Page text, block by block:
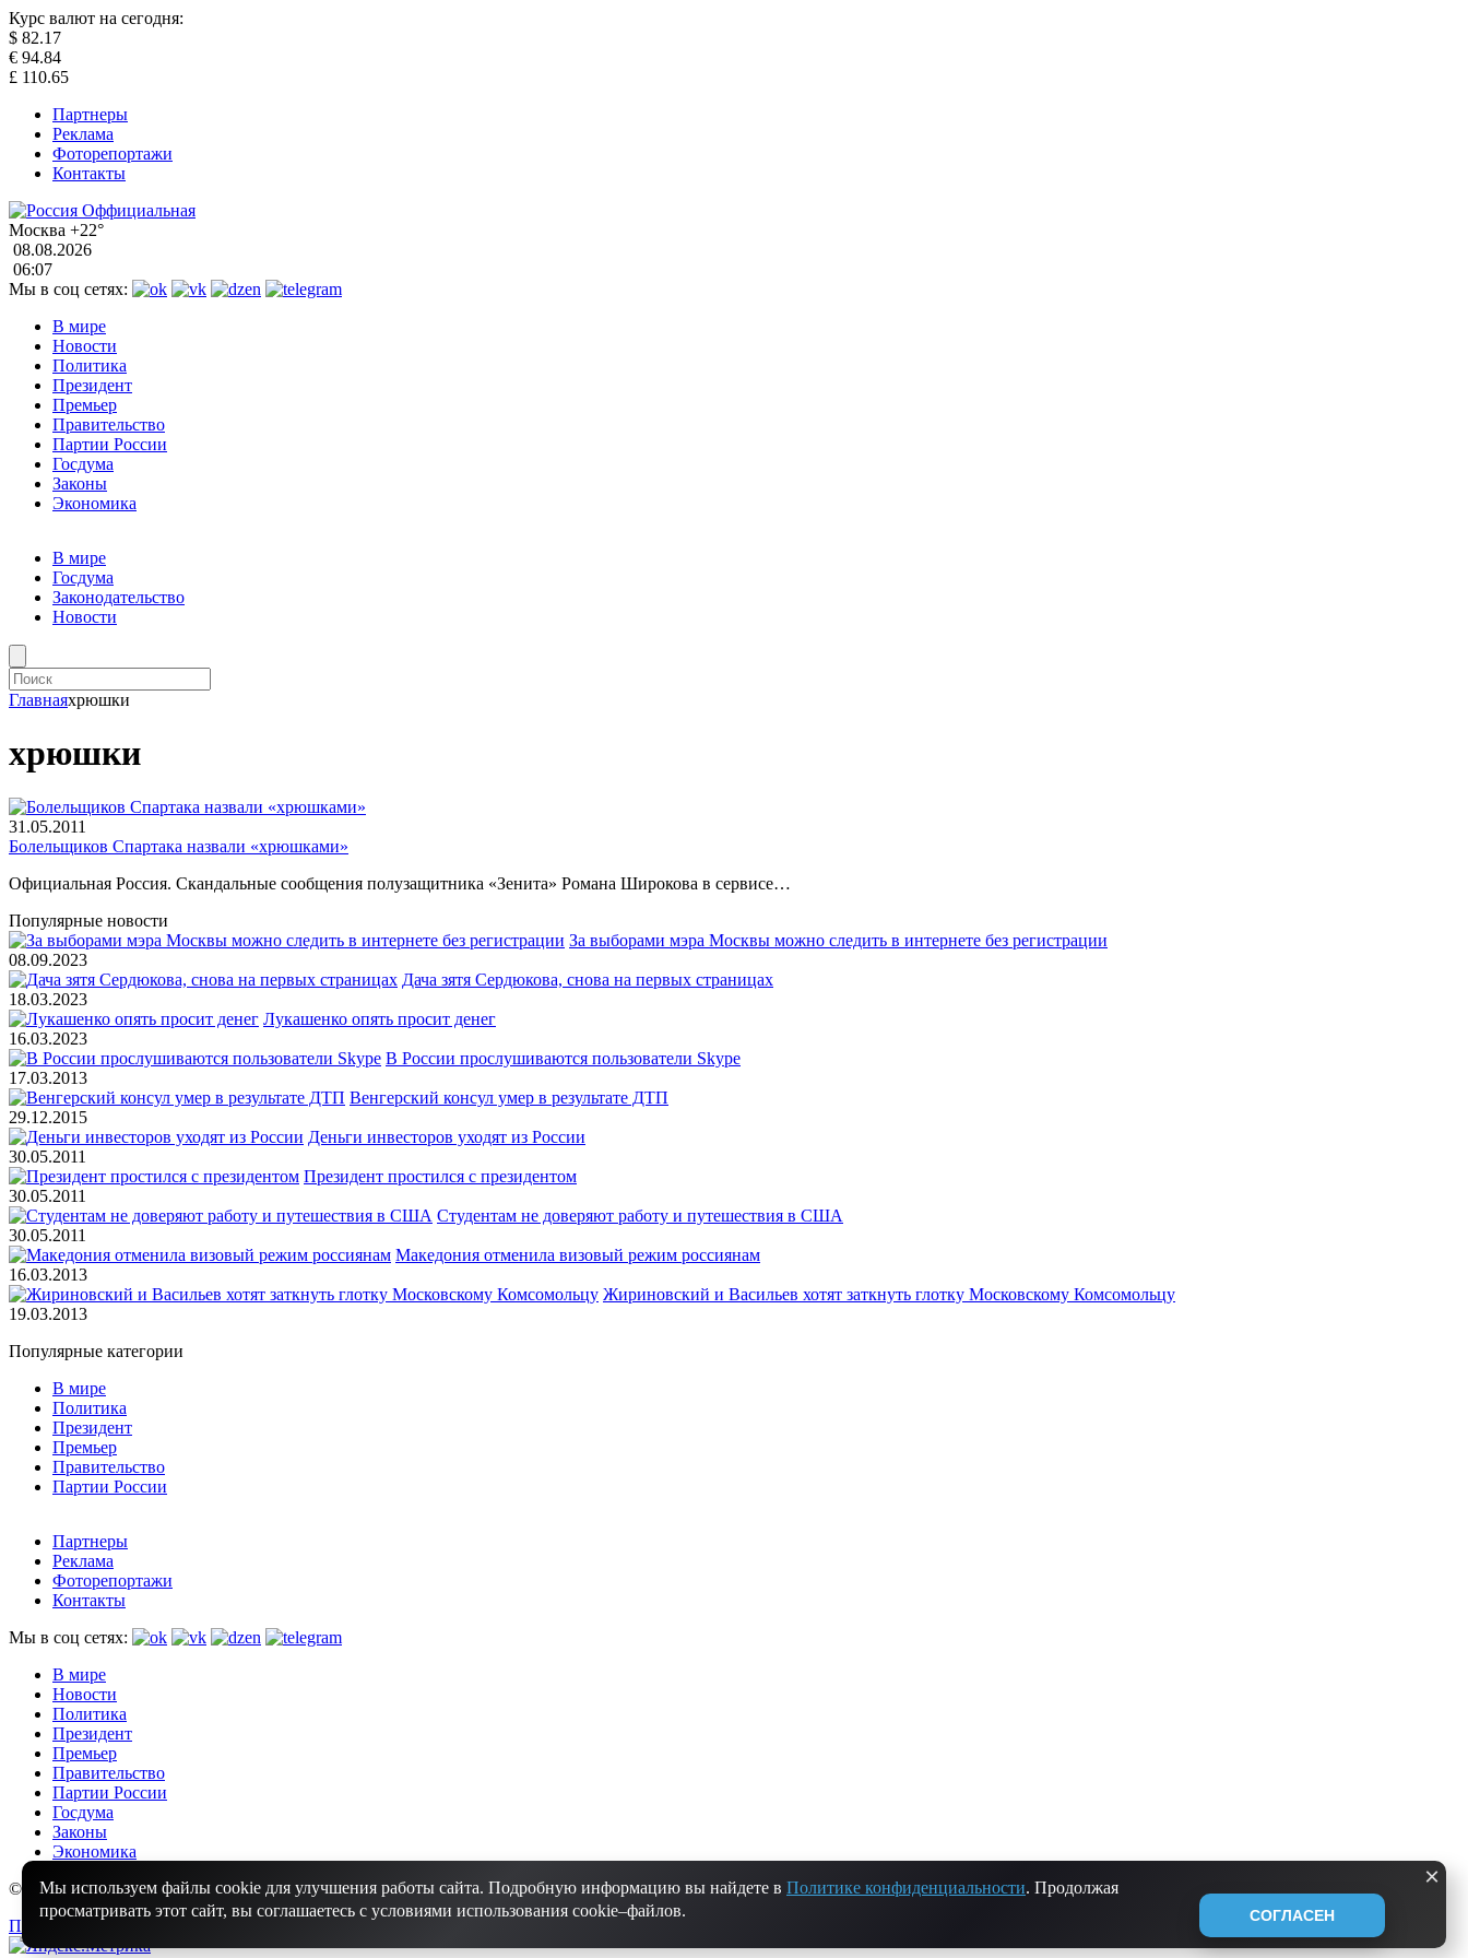
Курс валют на сегодня:
$ 82.17
€ 94.84
£ 110.65
Партнеры
Реклама
Фоторепортажи
Контакты
Москва +22°
08.08.2026
06:07
Мы в соц сетях:
В мире
Новости
Политика
Президент
Премьер
Правительство
Партии России
Госдума
Законы
Экономика
В мире
Госдума
Законодательство
Новости
Главнаяхрюшки
хрюшки
31.05.2011
Болельщиков Спартака назвали «хрюшками»
Официальная Россия. Скандальные сообщения полузащитника «Зенита» Романа Широкова в сервисе…
Популярные новости
За выборами мэра Москвы можно следить в интернете без регистрации
08.09.2023
Дача зятя Сердюкова, снова на первых страницах
18.03.2023
Лукашенко опять просит денег
16.03.2023
В России прослушиваются пользователи Skype
17.03.2013
Венгерский консул умер в результате ДТП
29.12.2015
Деньги инвесторов уходят из России
30.05.2011
Президент простился с президентом
30.05.2011
Студентам не доверяют работу и путешествия в США
30.05.2011
Македония отменила визовый режим россиянам
16.03.2013
Жириновский и Васильев хотят заткнуть глотку Московскому Комсомольцу
19.03.2013
Популярные категории
В мире
Политика
Президент
Премьер
Правительство
Партии России
Партнеры
Реклама
Фоторепортажи
Контакты
Мы в соц сетях:
В мире
Новости
Политика
Президент
Премьер
Правительство
Партии России
Госдума
Законы
Экономика
© 2010 - 2026 Россия Оффициальная - Оффициальные новости России.
Политика конфиденциальности
×
Мы используем файлы cookie для улучшения работы сайта. Подробную информацию вы найдете в Политике конфиденциальности. Продолжая
просматривать этот сайт, вы соглашаетесь с условиями использования cookie–файлов.
СОГЛАСЕН